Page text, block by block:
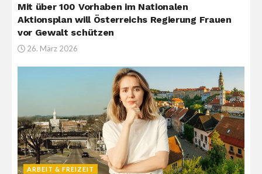
Mit über 100 Vorhaben im Nationalen
Aktionsplan will Österreichs Regierung Frauen
vor Gewalt schützen
26. März 2026
ARBEIT & FREIZEIT